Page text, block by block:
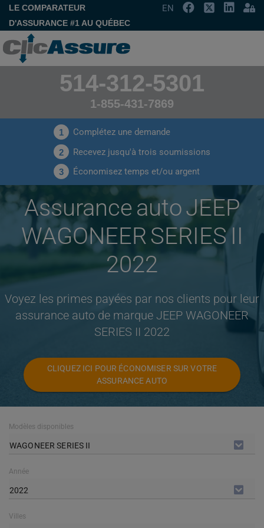
LE COMPARATEUR
D'ASSURANCE #1 AU QUÉBEC
EN
514-312-5301
1-855-431-7869
1 Complétez une demande
2 Recevez jusqu'à trois soumissions
3 Économisez temps et/ou argent
Assurance auto JEEP
WAGONEER SERIES II
2022
Voyez les primes payées par nos clients pour leur
assurance auto de marque JEEP WAGONEER
SERIES II 2022
CLIQUEZ ICI POUR ÉCONOMISER SUR VOTRE
ASSURANCE AUTO
Modèles disponibles
WAGONEER SERIES II
Année
2022
Villes